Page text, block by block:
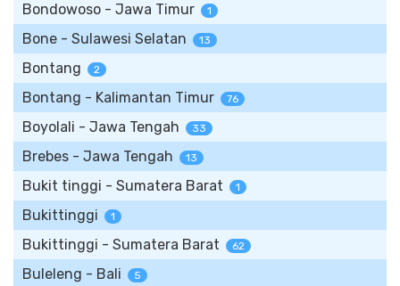
Bondowoso - Jawa Timur 1
Bone - Sulawesi Selatan 13
Bontang 2
Bontang - Kalimantan Timur 76
Boyolali - Jawa Tengah 33
Brebes - Jawa Tengah 13
Bukit tinggi - Sumatera Barat 1
Bukittinggi 1
Bukittinggi - Sumatera Barat 62
Buleleng - Bali 5